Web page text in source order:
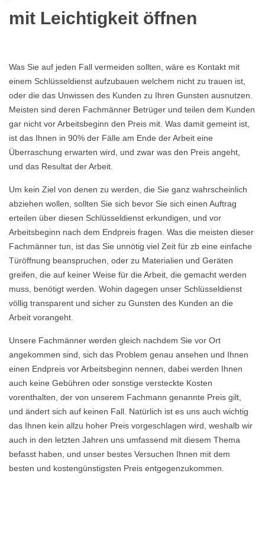
mit Leichtigkeit öffnen
Was Sie auf jeden Fall vermeiden sollten, wäre es Kontakt mit
einem Schlüsseldienst aufzubauen welchem nicht zu trauen ist,
oder die das Unwissen des Kunden zu Ihren Gunsten ausnutzen.
Meisten sind deren Fachmänner Betrüger und teilen dem Kunden
gar nicht vor Arbeitsbeginn den Preis mit. Was damit gemeint ist,
ist das Ihnen in 90% der Fälle am Ende der Arbeit eine
Überraschung erwarten wird, und zwar was den Preis angeht,
und das Resultat der Arbeit.
Um kein Ziel von denen zu werden, die Sie ganz wahrscheinlich
abziehen wollen, sollten Sie sich bevor Sie sich einen Auftrag
erteilen über diesen Schlüsseldienst erkundigen, und vor
Arbeitsbeginn nach dem Endpreis fragen. Was die meisten dieser
Fachmänner tun, ist das Sie unnötig viel Zeit für zb eine einfache
Türöffnung beanspruchen, oder zu Materialien und Geräten
greifen, die auf keiner Weise für die Arbeit, die gemacht werden
muss, benötigt werden. Wohin dagegen unser Schlüsseldienst
völlig transparent und sicher zu Gunsten des Kunden an die
Arbeit vorangeht.
Unsere Fachmänner werden gleich nachdem Sie vor Ort
angekommen sind, sich das Problem genau ansehen und Ihnen
einen Endpreis vor Arbeitsbeginn nennen, dabei werden Ihnen
auch keine Gebühren oder sonstige versteckte Kosten
vorenthalten, der von unserem Fachmann genannte Preis gilt,
und ändert sich auf keinen Fall. Natürlich ist es uns auch wichtig
das Ihnen kein allzu hoher Preis vorgeschlagen wird, weshalb wir
auch in den letzten Jahren uns umfassend mit diesem Thema
befasst haben, und unser bestes Versuchen Ihnen mit dem
besten und kostengünstigsten Preis entgegenzukommen.